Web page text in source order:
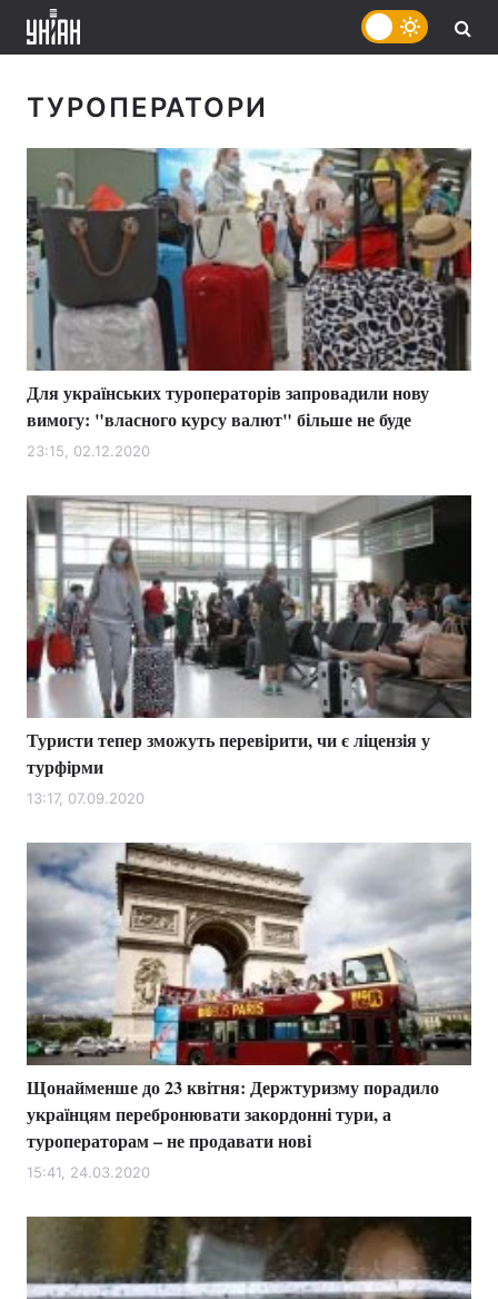
Головна Війна
Україна Політика
Наука
Техно і зв'язок Лайт
ТУРОПЕРАТОРИ
Для українських туроператорів запровадили нову
вимогу: "власного курсу валют" більше не буде
23:15, 02.12.2020
Туристи тепер зможуть перевірити, чи є ліцензія у
турфірми
13:17, 07.09.2020
Щонайменше до 23 квітня: Держтуризму порадило
українцям перебронювати закордонні тури, а
туроператорам – не продавати нові
15:41, 24.03.2020